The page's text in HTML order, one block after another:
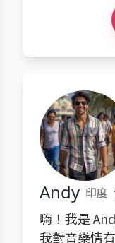
Andy 印度
嗨！我是
我對音樂情